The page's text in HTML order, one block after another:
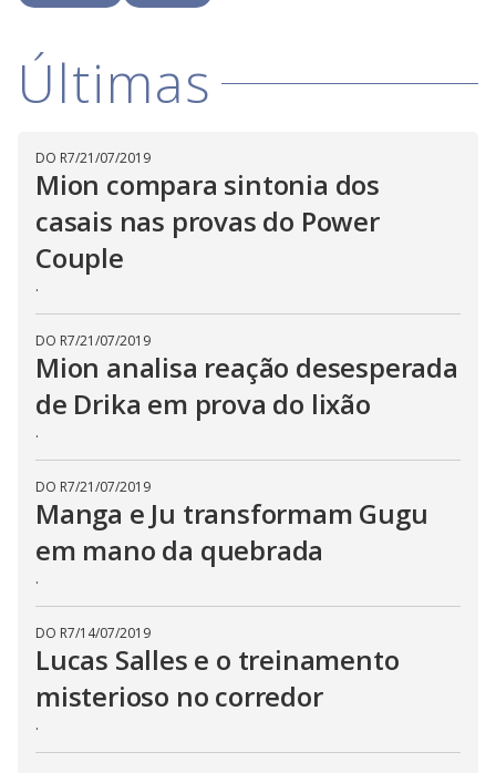
Últimas
DO R7/21/07/2019
Mion compara sintonia dos
casais nas provas do Power
Couple
.
DO R7/21/07/2019
Mion analisa reação desesperada
de Drika em prova do lixão
.
DO R7/21/07/2019
Manga e Ju transformam Gugu
em mano da quebrada
.
DO R7/14/07/2019
Lucas Salles e o treinamento
misterioso no corredor
.